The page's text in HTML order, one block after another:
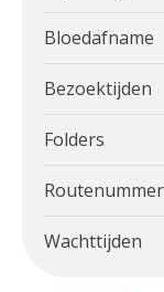
Bloedafname
Bezoektijden
Folders
Wachttijden